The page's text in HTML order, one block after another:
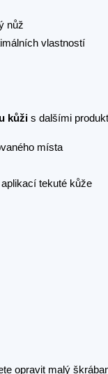
nůž
vlastností
kůži s dalšími
místa
tekuté kůže
opravit malý